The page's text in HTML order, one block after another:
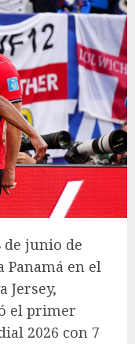
de junio de
Panamá en el
Jersey,
el primer
2026 con 7